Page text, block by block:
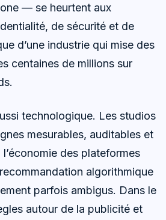
— se heurtent aux
de sécurité et de
d’une industrie qui mise des
centaines de millions sur
technologique. Les studios
mesurables, auditables et
des plateformes
algorithmique
parfois ambigus. Dans le
autour de la publicité et